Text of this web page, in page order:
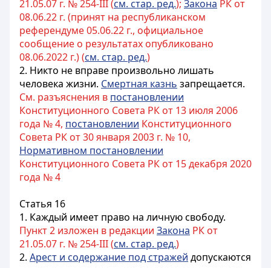
21.05.07 г. № 254-III (см. стар. ред.); Закона РК от
08.06.22 г. (принят на республиканском
референдуме 05.06.22 г., официальное
сообщение о результатах опубликовано
08.06.2022 г.) (см. стар. ред.)
2. Никто не вправе произвольно лишать
человека жизни. Смертная казнь запрещается.
См. разъяснения в постановлении
Конституционного Совета РК от 13 июля 2006
года № 4, постановлении Конституционного
Совета РК от 30 января 2003 г. № 10,
Нормативном постановлении
Конституционного Совета РК от 15 декабря 2020
года № 4
Статья 16
1. Каждый имеет право на личную свободу.
Пункт 2 изложен в редакции Закона РК от
21.05.07 г. № 254-III (см. стар. ред.)
2. Арест и содержание под стражей допускаются